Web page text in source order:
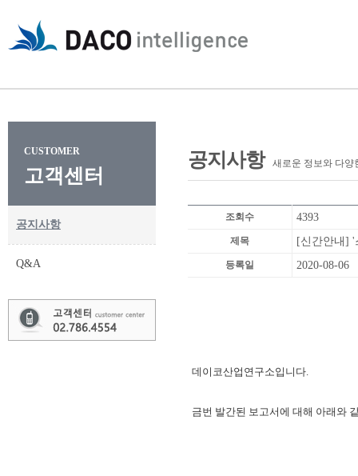
CUSTOMER
고객센터
공지사항
Q&A
공지사항 새로운 정보와 다양
조회수 4393
제목 [신간안내] '
등록일 2020-08-06
데이코산업연구소입니다.
금번 발간된 보고서에 대해 아래와